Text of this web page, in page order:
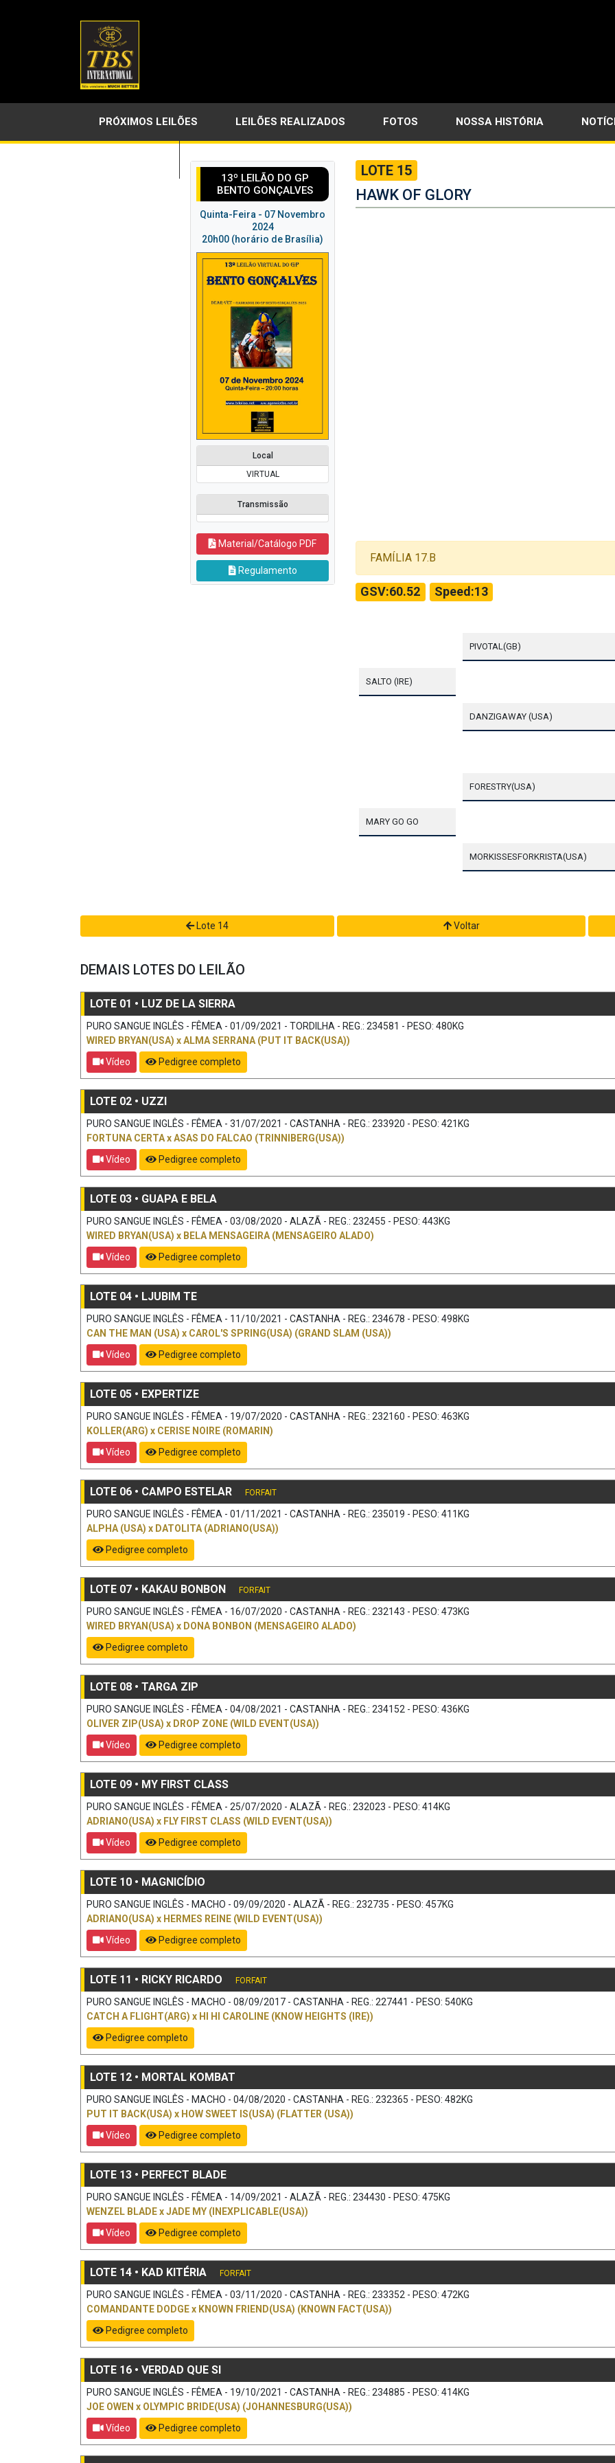
PRÓXIMOS LEILÕES LEILÕES REALIZADOS FOTOS NOSSA HISTÓRIA
13º LEILÃO DO GP
BENTO GONÇALVES
Quinta-Feira - 07 Novembro
2024
20h00 (horário de Brasília)
Local
VIRTUAL
Transmissão
Material/Catálogo PDF
Regulamento
LOTE 15
HAWK OF GLORY
FAMÍLIA 17.B
GSV:60.52 Speed:13
SALTO (IRE)
PIVOTAL(GB)
DANZIGAWAY (USA)
MARY GO GO
FORESTRY(USA)
MORKISSESFORKRISTA(USA)
Lote 14 Voltar
DEMAIS LOTES DO LEILÃO
LOTE 01 • LUZ DE LA SIERRA
PURO SANGUE INGLÊS - FÊMEA - 01/09/2021 - TORDILHA - REG.: 234581 - PESO: 480KG
WIRED BRYAN(USA) xALMA SERRANA (PUT IT BACK(USA))
Vídeo
Pedigree completo
LOTE 02 • UZZI
PURO SANGUE INGLÊS - FÊMEA - 31/07/2021 - CASTANHA - REG.: 233920 - PESO: 421KG
FORTUNA CERTAxASAS DO FALCAO (TRINNIBERG(USA))
Vídeo
Pedigree completo
LOTE 03 • GUAPA E BELA
PURO SANGUE INGLÊS - FÊMEA - 03/08/2020 - ALAZÃ - REG.: 232455 - PESO: 443KG
WIRED BRYAN(USA) x BELA MENSAGEIRA (MENSAGEIRO ALADO)
Vídeo
Pedigree completo
LOTE 04 • LJUBIM TE
PURO SANGUE INGLÊS - FÊMEA - 11/10/2021 - CASTANHA - REG.: 234678 - PESO: 498KG
CAN THE MAN (USA) x CAROL'S SPRING(USA) (GRAND SLAM (USA))
Vídeo
Pedigree completo
LOTE 05 • EXPERTIZE
PURO SANGUE INGLÊS - FÊMEA - 19/07/2020 - CASTANHA - REG.: 232160 - PESO: 463KG
KOLLER(ARG) x CERISE NOIRE (ROMARIN)
Vídeo
Pedigree completo
LOTE 06 • CAMPO ESTELAR FORFAIT
PURO SANGUE INGLÊS - FÊMEA - 01/11/2021 - CASTANHA - REG.: 235019 - PESO: 411KG
ALPHA (USA) x DATOLITA (ADRIANO(USA))
Pedigree completo
LOTE 07 • KAKAU BONBON FORFAIT
PURO SANGUE INGLÊS - FÊMEA - 16/07/2020 - CASTANHA - REG.: 232143 - PESO: 473KG
WIRED BRYAN(USA) x DONA BONBON (MENSAGEIRO ALADO)
Pedigree completo
LOTE 08 • TARGA ZIP
PURO SANGUE INGLÊS - FÊMEA - 04/08/2021 - CASTANHA - REG.: 234152 - PESO: 436KG
OLIVER ZIP(USA) x DROP ZONE (WILD EVENT(USA))
Vídeo
Pedigree completo
LOTE 09 • MY FIRST CLASS
PURO SANGUE INGLÊS - FÊMEA - 25/07/2020 - ALAZÃ - REG.: 232023 - PESO: 414KG
ADRIANO(USA) x FLY FIRST CLASS (WILD EVENT(USA))
Vídeo
Pedigree completo
LOTE 10 • MAGNICÍDIO
PURO SANGUE INGLÊS - MACHO - 09/09/2020 - ALAZÃ - REG.: 232735 - PESO: 457KG
ADRIANO(USA) x HERMES REINE (WILD EVENT(USA))
Vídeo
Pedigree completo
LOTE 11 • RICKY RICARDO FORFAIT
PURO SANGUE INGLÊS - MACHO - 08/09/2017 - CASTANHA - REG.: 227441 - PESO: 540KG
CATCH A FLIGHT(ARG) x HI HI CAROLINE (KNOW HEIGHTS (IRE))
Pedigree completo
LOTE 12 • MORTAL KOMBAT
PURO SANGUE INGLÊS - MACHO - 04/08/2020 - CASTANHA - REG.: 232365 - PESO: 482KG
PUT IT BACK(USA) x HOW SWEET IS(USA) (FLATTER (USA))
Vídeo
Pedigree completo
LOTE 13 • PERFECT BLADE
PURO SANGUE INGLÊS - FÊMEA - 14/09/2021 - ALAZÃ - REG.: 234430 - PESO: 475KG
WENZEL BLADExJADE MY (INEXPLICABLE(USA))
Vídeo
Pedigree completo
LOTE 14 • KAD KITÉRIA FORFAIT
PURO SANGUE INGLÊS - FÊMEA - 03/11/2020 - CASTANHA - REG.: 233352 - PESO: 472KG
COMANDANTE DODGEx KNOWN FRIEND(USA) (KNOWN FACT(USA))
Pedigree completo
LOTE 16 • VERDAD QUE SI
PURO SANGUE INGLÊS - FÊMEA - 19/10/2021 - CASTANHA - REG.: 234885 - PESO: 414KG
JOE OWEN x OLYMPIC BRIDE(USA) (JOHANNESBURG(USA))
Vídeo
Pedigree completo